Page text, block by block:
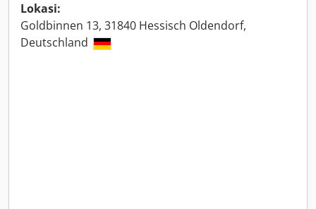
Lokasi:
Goldbinnen 13, 31840 Hessisch Oldendorf,
Deutschland